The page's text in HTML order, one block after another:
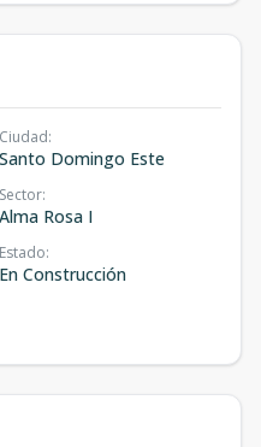
Ciudad:
Santo Domingo Este
Sector:
Alma Rosa I
Estado:
En Construcción